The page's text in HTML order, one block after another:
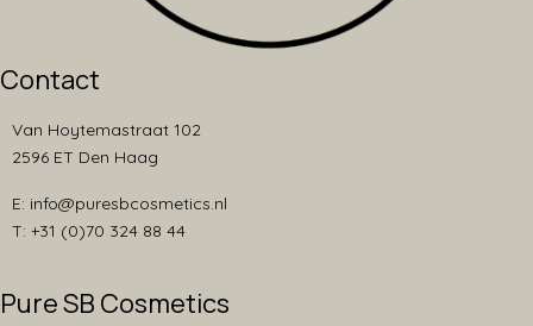
Contact
Van Hoytemastraat 102
2596 ET Den Haag
E: info@puresbcosmetics.nl
T: +31 (0)70 324 88 44
Pure SB Cosmetics